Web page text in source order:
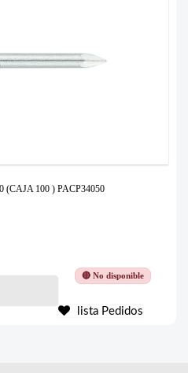
(CAJA 100 ) PACP34050
🔴 No disponible
lista Pedidos